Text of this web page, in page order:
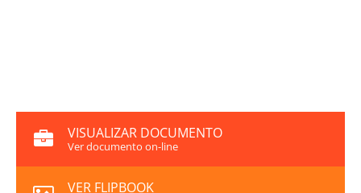
VISUALIZAR DOCUMENTO
Ver documento on-line
VER FLIPBOOK